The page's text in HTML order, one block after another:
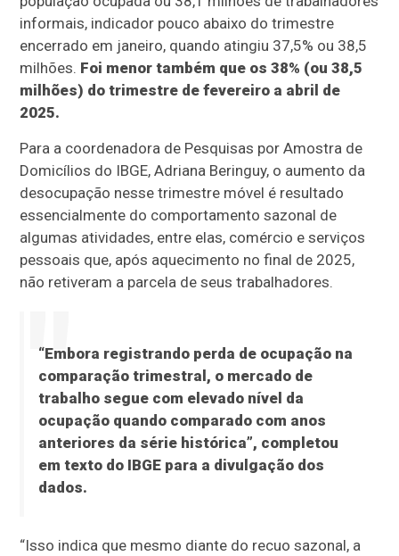
informais, indicador pouco abaixo do trimestre
encerrado em janeiro, quando atingiu 37,5% ou 38,5
milhões. Foi menor também que os 38% (ou 38,5
milhões) do trimestre de fevereiro a abril de
2025.
Para a coordenadora de Pesquisas por Amostra de
Domicílios do IBGE, Adriana Beringuy, o aumento da
desocupação nesse trimestre móvel é resultado
essencialmente do comportamento sazonal de
algumas atividades, entre elas, comércio e serviços
pessoais que, após aquecimento no final de 2025,
não retiveram a parcela de seus trabalhadores.
“Embora registrando perda de ocupação na
comparação trimestral, o mercado de
trabalho segue com elevado nível da
ocupação quando comparado com anos
anteriores da série histórica”, completou
em texto do IBGE para a divulgação dos
dados.
“Isso indica que mesmo diante do recuo sazonal, a